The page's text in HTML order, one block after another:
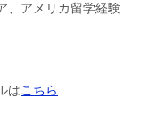
、アメリカ留学経験
はこちら